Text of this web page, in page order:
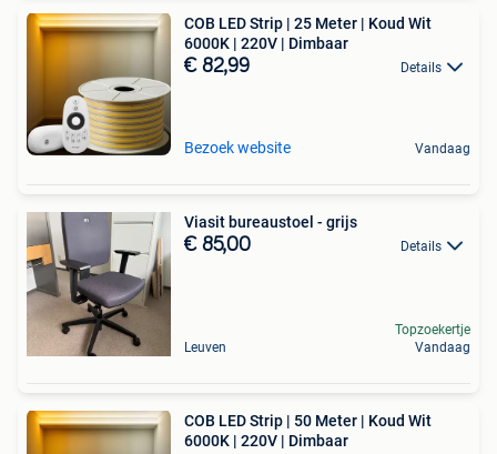
COB LED Strip | 25 Meter | Koud Wit
6000K | 220V | Dimbaar
€ 82,99 Details
Bezoek website Vandaag
Viasit bureaustoel - grijs
€ 85,00 Details
Leuven
Topzoekertje
Vandaag
COB LED Strip | 50 Meter | Koud Wit
6000K | 220V | Dimbaar